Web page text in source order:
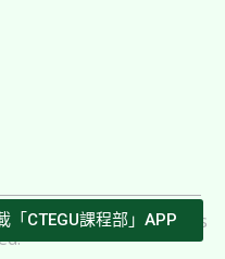
「CTEGU課程部」APP
總會(課程部). All Rights